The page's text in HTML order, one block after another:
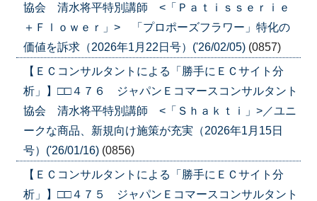
協会 清水将平特別講師 <「Ｐａｔｉｓｓｅｒｉｅ
＋Ｆｌｏｗｅｒ」> 「プロポーズフラワー」特化の
価値を訴求（2026年1月22日号）('26/02/05) (0857)
【ＥＣコンサルタントによる「勝手にＥＣサイト分
析」】□□４７６ ジャパンＥコマースコンサルタント
協会 清水将平特別講師 <「Ｓｈａｋｔｉ」>／ユニ
ークな商品、新規向け施策が充実（2026年1月15日
号）('26/01/16) (0856)
【ＥＣコンサルタントによる「勝手にＥＣサイト分
析」】□□４７５ ジャパンＥコマースコンサルタント